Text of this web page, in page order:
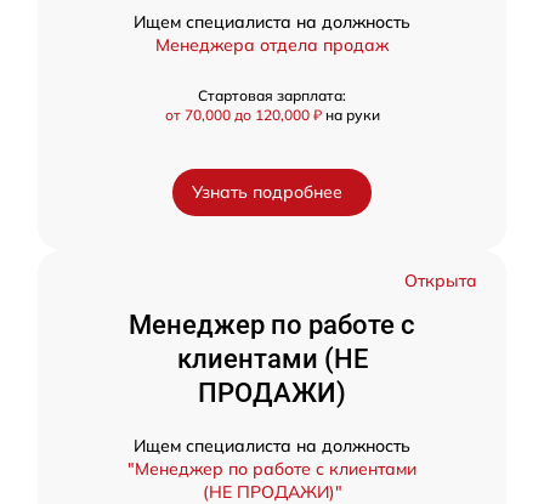
Ищем специалиста на должность
Менеджера отдела продаж
Стартовая зарплата:
от 70,000 до 120,000 ₽ на руки
Узнать подробнее
Открыта
Менеджер по работе с
клиентами (НЕ
ПРОДАЖИ)
Ищем специалиста на должность
"Менеджер по работе с клиентами
(НЕ ПРОДАЖИ)"